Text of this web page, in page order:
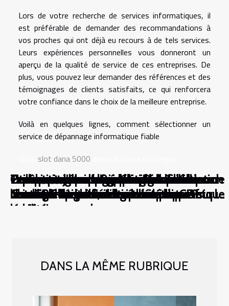
Lors de votre recherche de services informatiques, il
est préférable de demander des recommandations à
vos proches qui ont déjà eu recours à de tels services.
Leurs expériences personnelles vous donneront un
aperçu de la qualité de service de ces entreprises. De
plus, vous pouvez leur demander des références et des
témoignages de clients satisfaits, ce qui renforcera
votre confiance dans le choix de la meilleure entreprise.
Voilà en quelques lignes, comment sélectionner un
service de dépannage informatique fiable
slot dana 5000
situssbobetresmi
DANS LA MÊME RUBRIQUE
Comparer sans parti pris : pourquoi la
nuance change tout
Pourquoi certaines méthodes de rédaction
nuisent à la clarté, selon les experts
Techniques avancées pour réduire la
consommation d'énergie dans les
habitations modernes
Comment l'étampage progressif
révolutionne-t-il la micromécanique ?
Comment le portage salarial combine
liberté de freelance et sécurité du CDI
Exploration des futures tendances de
l'intelligence artificielle et leur impact sur la
société
Utilisation des enregistreurs vocaux dans
les enquêtes journalistiques : éthique et
légalité
Les avantages et les défis de l'utilisation de
ChatGPT dans les salles de classe
Le rôle majeur de Frédéric Debord dans
l'essor de l'économie numérique en Afrique
Les erreurs de webmarketing à éviter pour
une start-up